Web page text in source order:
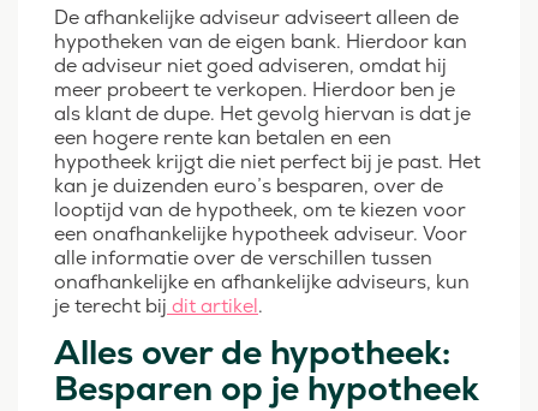
De afhankelijke adviseur adviseert alleen de
hypotheken van de eigen bank. Hierdoor kan
de adviseur niet goed adviseren, omdat hij
meer probeert te verkopen. Hierdoor ben je
als klant de dupe. Het gevolg hiervan is dat je
een hogere rente kan betalen en een
hypotheek krijgt die niet perfect bij je past. Het
kan je duizenden euro’s besparen, over de
looptijd van de hypotheek, om te kiezen voor
een onafhankelijke hypotheek adviseur. Voor
alle informatie over de verschillen tussen
onafhankelijke en afhankelijke adviseurs, kun
je terecht bij dit artikel.
Alles over de hypotheek:
Besparen op je hypotheek